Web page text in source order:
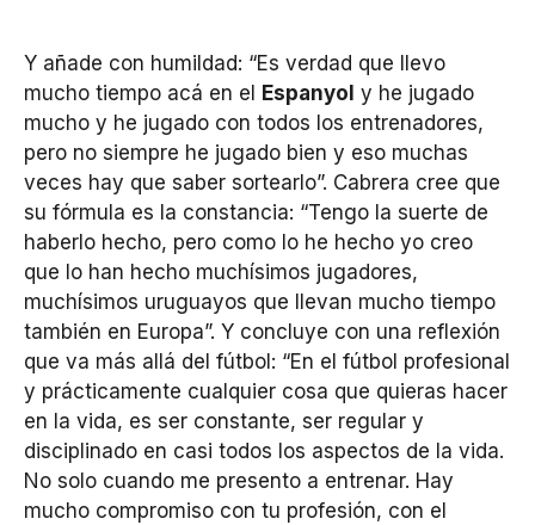
Y añade con humildad: “Es verdad que llevo
mucho tiempo acá en el
Espanyol y he jugado
mucho y he jugado con todos los entrenadores,
pero no siempre he jugado bien y eso muchas
veces hay que saber sortearlo”. Cabrera cree que
su fórmula es la constancia: “Tengo la suerte de
haberlo hecho, pero como lo he hecho yo creo
que lo han hecho muchísimos jugadores,
muchísimos uruguayos que llevan mucho tiempo
también en Europa”. Y concluye con una reflexión
que va más allá del fútbol: “En el fútbol profesional
y prácticamente cualquier cosa que quieras hacer
en la vida, es ser constante, ser regular y
disciplinado en casi todos los aspectos de la vida.
No solo cuando me presento a entrenar. Hay
mucho compromiso con tu profesión, con el